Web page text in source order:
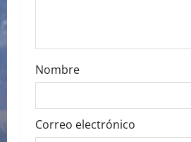
Nombre
Correo electrónico